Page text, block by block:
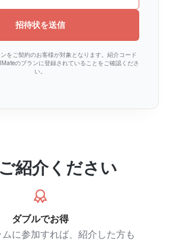
招待状を送信
をご契約のお客様が対象となります。紹介コード
のプランに登録されていることをご確認くださ
い。
紹介ください
ダブルでお得
に参加すれば、紹介した方も